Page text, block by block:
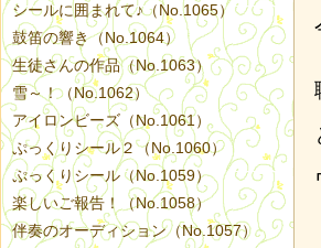
シールに囲まれて♪（No.1065）
鼓笛の響き（No.1064）
生徒さんの作品（No.1063）
雪～！（No.1062）
アイロンビーズ（No.1061）
ぷっくりシール２（No.1060）
ぷっくりシール（No.1059）
楽しいご報告！（No.1058）
伴奏のオーディション（No.1057）